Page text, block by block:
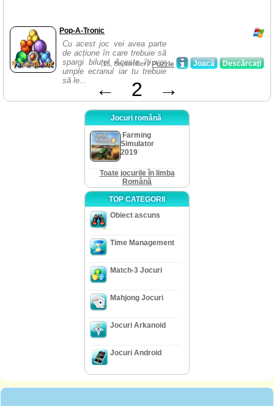
Pop-A-Tronic
Cu acest joc vei avea parte
de acțiune în care trebuie să
spargi biluțe! Aceste îți vor
umple ecranul iar tu trebuie
să le...
Descărcaţi
Joacă
15, September / Puzzle
← 2 →
Jocuri română
Farming
Simulator
2019
Toate jocurile în limba
Română
TOP CATEGORII
Obiect ascuns
Time Management
Match-3 Jocuri
Mahjong Jocuri
Jocuri Arkanoid
Jocuri Android